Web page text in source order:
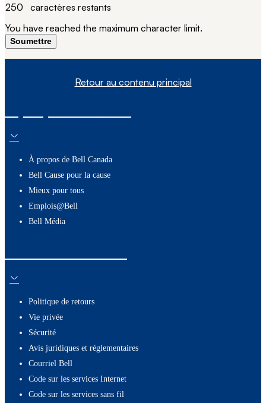
250 caractères restants
You have reached the maximum character limit.
Soumettre
Retour au contenu principal
À propos de Bell Canada
Bell Cause pour la cause
Mieux pour tous
Emplois@Bell
Bell Média
Politique de retours
Vie privée
Sécurité
Avis juridiques et réglementaires
Courriel Bell
Code sur les services Internet
Code sur les services sans fil